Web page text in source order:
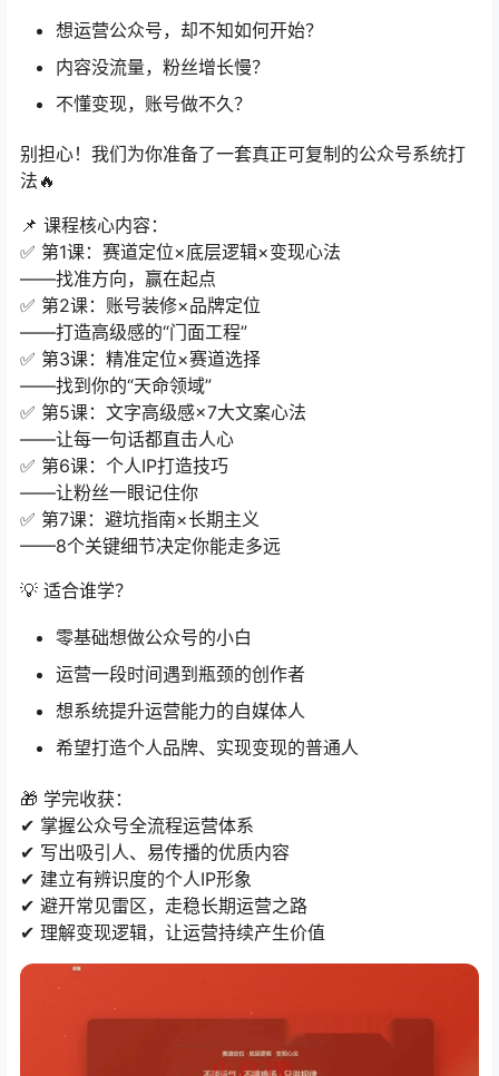
想运营公众号，却不知如何开始？
内容没流量，粉丝增长慢？
不懂变现，账号做不久？
别担心！我们为你准备了一套真正可复制的公众号系统打
法🔥
📌 课程核心内容：
✅ 第1课：赛道定位×底层逻辑×变现心法
——找准方向，赢在起点
✅ 第2课：账号装修×品牌定位
——打造高级感的“门面工程”
✅ 第3课：精准定位×赛道选择
——找到你的“天命领域”
✅ 第5课：文字高级感×7大文案心法
——让每一句话都直击人心
✅ 第6课：个人IP打造技巧
——让粉丝一眼记住你
✅ 第7课：避坑指南×长期主义
——8个关键细节决定你能走多远
💡 适合谁学？
零基础想做公众号的小白
运营一段时间遇到瓶颈的创作者
想系统提升运营能力的自媒体人
希望打造个人品牌、实现变现的普通人
🎁 学完收获：
✔ 掌握公众号全流程运营体系
✔ 写出吸引人、易传播的优质内容
✔ 建立有辨识度的个人IP形象
✔ 避开常见雷区，走稳长期运营之路
✔ 理解变现逻辑，让运营持续产生价值